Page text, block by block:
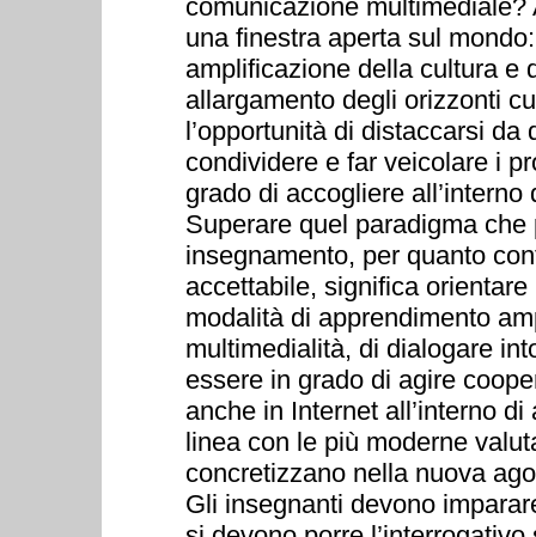
comunicazione
una finestra aperta sul
amplificazione della cultura e
allargamento degli orizzonti
l’opportunità di distaccarsi
condividere e far veicolare i
grado di accogliere
Superare quel paradigma
insegnamento, per quanto
accettabile, significa
modalità di apprendimento
multimedialità, di dialogare
essere in grado di agire
anche in Internet all’interno
linea con le più moderne
concretizzano nella nuova
Gli insegnanti devono